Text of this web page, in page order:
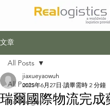
文章
All Posts
Air Freight
All Posts
瑞爾國際物流完成
jiaxueyaowuh
2025年6月27日 讀畢需時 2 分鐘